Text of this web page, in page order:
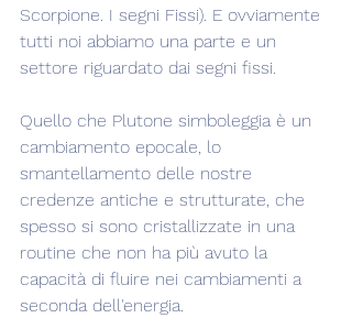
Scorpione. I segni Fissi). E ovviamente
tutti noi abbiamo una parte e un
settore riguardato dai segni fissi.
Quello che Plutone simboleggia è un
cambiamento epocale, lo
smantellamento delle nostre
credenze antiche e strutturate, che
spesso si sono cristallizzate in una
routine che non ha più avuto la
capacità di fluire nei cambiamenti a
seconda dell'energia.